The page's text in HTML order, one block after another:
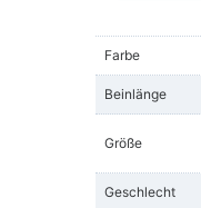
Farbe
Beinlänge
Größe
Geschlecht